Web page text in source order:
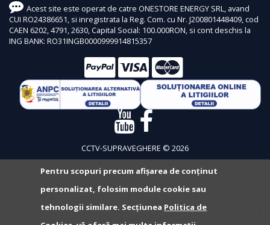
Acest site este operat de catre ONESTORE ENERGY SRL, avand
CUI RO24386651, si inregistrata la Reg. Com. cu Nr. J200801448409, cod
CAEN 6202, 4791, 2630, Capital Social: 100.000RON, si cont deschis la
ING BANK: RO31INGB0000999914815357
CCTV-SUPRAVEGHERE © 2026
Pentru scopuri precum afișarea de conținut
personalizat, folosim module cookie sau
tehnologii similare. Secțiunea Politica de